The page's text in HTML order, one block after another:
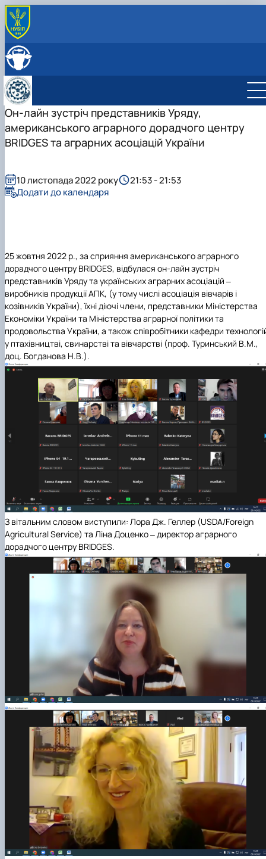
ПРО КАФЕДРУ
Співпраця з роботодавцями
Відеотур кафедрою
ОСВІТНЯ ДІЯЛЬНІСТЬ
Навчальні лабораторії
Сертифікатні курси
Фотогалерея
Робочі програми
НАУКОВА ДІЯЛЬНІСТЬ
Наукова робота
Дорадча діяльність
Наукові гуртки
Підготовка аспірантів та докторантів
МІЖНАРОДНА ДІЯЛЬНІСТЬ
Он-лайн зустріч представників Уряду,
американського аграрного дорадчого центру
BRIDGES та аграрних асоціацій України
25 жовтня 2022 р., за сприяння американського аграрного
дорадчого центру BRIDGES, відбулася он-лайн зустріч
представників Уряду та українських аграрних асоціацій ‒
виробників продукції АПК, (у тому числі асоціація вівчарів і
козівників України), їхні діючі члени, представники Міністерства
Економіки України та Міністерства аграрної політики та
продовольства України, а також співробітники кафедри
у птахівництві, свинарстві та вівчарстві (проф. Туринський В.М.,
доц. Богданова Н.В.).
З вітальним словом виступили: Лора Дж. Геллер (USDA/Foreign
Agricultural Service) та Ліна Доценко‒директор аграрного
дорадчого центру BRIDGES.
10 листопада 2022 року
21:53 - 21:53
Додати до календаря